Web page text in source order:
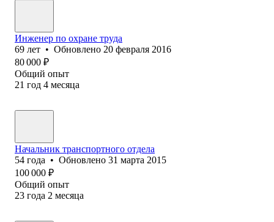
Инженер по охране труда
69 лет • Обновлено 20 февраля 2016
80 000 ₽
Общий опыт
21 год 4 месяца
Начальник транспортного отдела
54 года • Обновлено 31 марта 2015
100 000 ₽
Общий опыт
23 года 2 месяца